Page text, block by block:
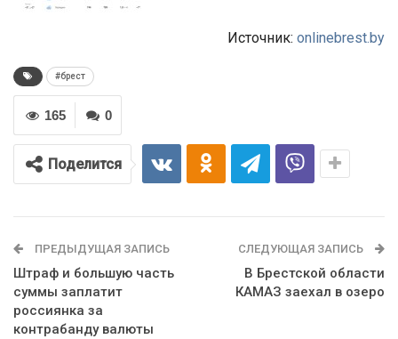
Источник: onlinebrest.by
#брест
0
165
Поделится
ПРЕДЫДУЩАЯ ЗАПИСЬ
Штраф и большую часть
суммы заплатит
россиянка за
контрабанду валюты
СЛЕДУЮЩАЯ ЗАПИСЬ
В Брестской области
КАМАЗ заехал в озеро